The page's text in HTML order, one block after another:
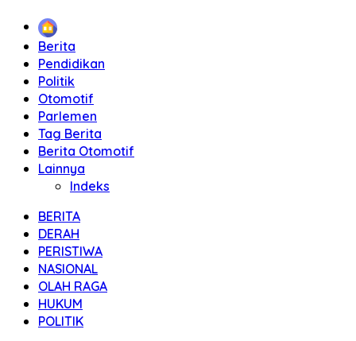
Home
Berita
Pendidikan
Politik
Otomotif
Parlemen
Tag Berita
Berita Otomotif
Lainnya
Indeks
BERITA
DERAH
PERISTIWA
NASIONAL
OLAH RAGA
HUKUM
POLITIK